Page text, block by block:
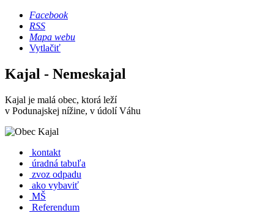
Facebook
RSS
Mapa webu
Vytlačiť
Kajal - Nemeskajal
Kajal je malá obec, ktorá leží
v Podunajskej nížine, v údolí Váhu
kontakt
úradná tabuľa
zvoz odpadu
ako vybaviť
MŠ
Referendum